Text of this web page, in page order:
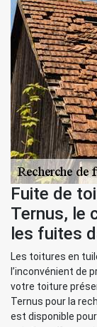
Fuite de
Ternus, le
les fuites
Les toitures en
l’inconvénient de
votre toiture
Ternus pour la
est disponible